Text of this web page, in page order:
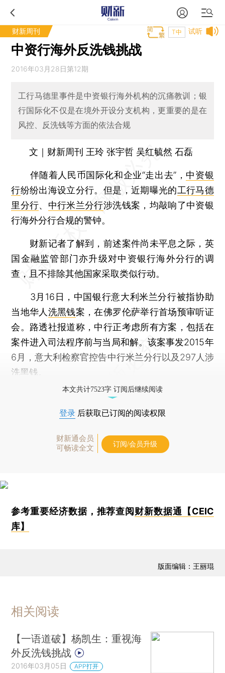
财新周刊 试听
T中
中资行海外反洗钱挑战
2016年03月28日第12期
工行马德里事件是中资银行海外机构的沉痛教训；银
行国际化不仅是在境外开设分支机构，更重要的是在
风控、反洗钱等方面的依法合规
文｜财新周刊 王玲 张宇哲 吴红毓然 石磊
伴随着人民币国际化和企业“走出去”， 中资银
行纷纷出海设立分行。但是，近期曝光的工行马德
里分行、 中行米兰分行涉洗钱案，均敲响了中资银
行海外分行合规的警钟。
财新记者了解到，前述案件尚未平息之际，英
国金融监管部门亦升级对中资银行海外分行的调
查，且不排除其他国家采取类似行动。
3月16日，中国银行意大利米兰分行被指协助
当地华人 洗黑钱案，在佛罗伦萨举行首场预审听证
会。路透社报道称，中行正考虑所有方案，包括在
案件进入司法程序前与当局和解。该案事发2015年
6月，意大利检察官控告中行米兰分行以及297人涉
洗黑钱。
本文共计7523字 订阅后继续阅读
登录 后获取已订阅的阅读权限
财新通会员
可畅读全文
订阅/会员升级
参考重要经济数据，推荐查阅 财新数据通【CEIC
库】
版面编辑：王丽琨
相关阅读
【一语道破】杨凯生：重视海
外反洗钱挑战
2016年03月05日 APP打开